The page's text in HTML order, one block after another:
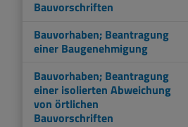
Bauvorschriften
Bauvorhaben; Beantragung
einer Baugenehmigung
Bauvorhaben; Beantragung
einer isolierten Abweichung
von örtlichen
Bauvorschriften